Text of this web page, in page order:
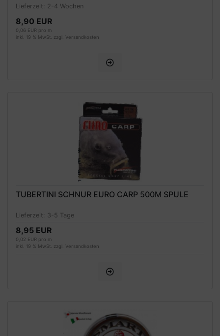
Lieferzeit: 2-4 Wochen
8,90 EUR
0,06 EUR pro m
inkl. 19 % MwSt. zzgl. Versandkosten
TUBERTINI SCHNUR EURO CARP 500M SPULE
Lieferzeit: 3-5 Tage
8,95 EUR
0,02 EUR pro m
inkl. 19 % MwSt. zzgl. Versandkosten